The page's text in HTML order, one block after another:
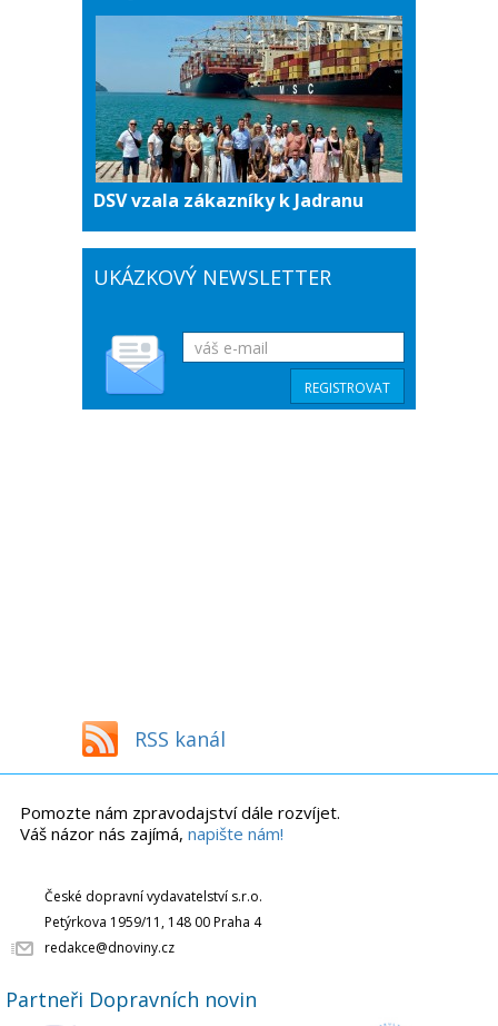
DSV vzala zákazníky k Jadranu
UKÁZKOVÝ NEWSLETTER
RSS kanál
Pomozte nám zpravodajství dále rozvíjet.
Váš názor nás zajímá, napište nám!
České dopravní vydavatelství s.r.o.
Petýrkova 1959/11, 148 00 Praha 4
redakce@dnoviny.cz
Partneři Dopravních novin